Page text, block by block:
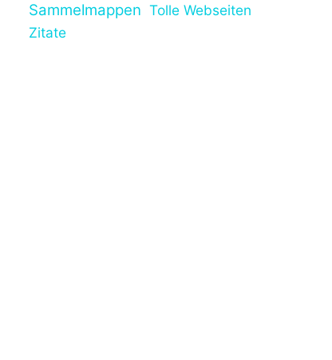
Sammelmappen Tolle Webseiten
Zitate